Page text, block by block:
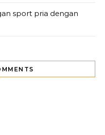
sport pria dengan